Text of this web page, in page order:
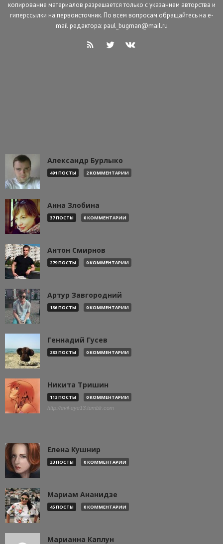
копирование материалов разрешается только с указанием авторства и
гиперссылки на первоисточник. По всем вопросам обращайтесь на e-
mail редактора: paul_bugman@mail.ru
Александр Бурлыко
491 ПОСТЫ 2 КОММЕНТАРИИ
Анна Злобина
37 ПОСТЫ 0 КОММЕНТАРИИ
Антон Смирнов
279 ПОСТЫ 0 КОММЕНТАРИИ
Артур Завгородний
136 ПОСТЫ 0 КОММЕНТАРИИ
Геннадий Гусев
283 ПОСТЫ 0 КОММЕНТАРИИ
Никита Тришин
113 ПОСТЫ 0 КОММЕНТАРИИ
http://evil-eye13.tumblr.com
Елена Кушнир
33 ПОСТЫ 0 КОММЕНТАРИИ
Мариам Ананидзе
45 ПОСТЫ 0 КОММЕНТАРИИ
Марианна Каплун